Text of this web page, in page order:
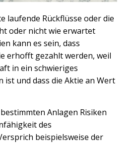
laufende Rückflüsse oder die
oder nicht wie erwartet
kann es sein, dass
erhofft gezahlt werden, weil
in ein schwieriges
ist und dass die Aktie an Wert
Anlagen Risiken
des
beispielsweise der